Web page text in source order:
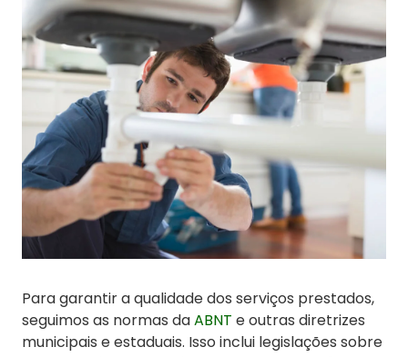
Para garantir a qualidade dos serviços prestados,
seguimos as normas daABNT e outras diretrizes
municipais e estaduais. Isso inclui legislações sobre